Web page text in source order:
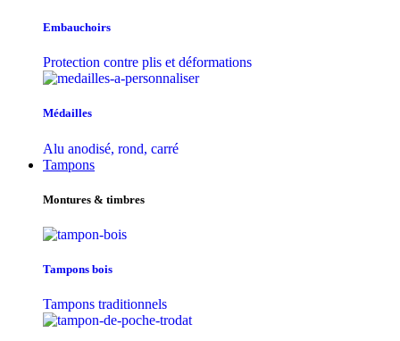
Embauchoirs
Protection contre plis et déformations
Médailles
Alu anodisé, rond, carré
Tampons
Montures & timbres
Tampons bois
Tampons traditionnels